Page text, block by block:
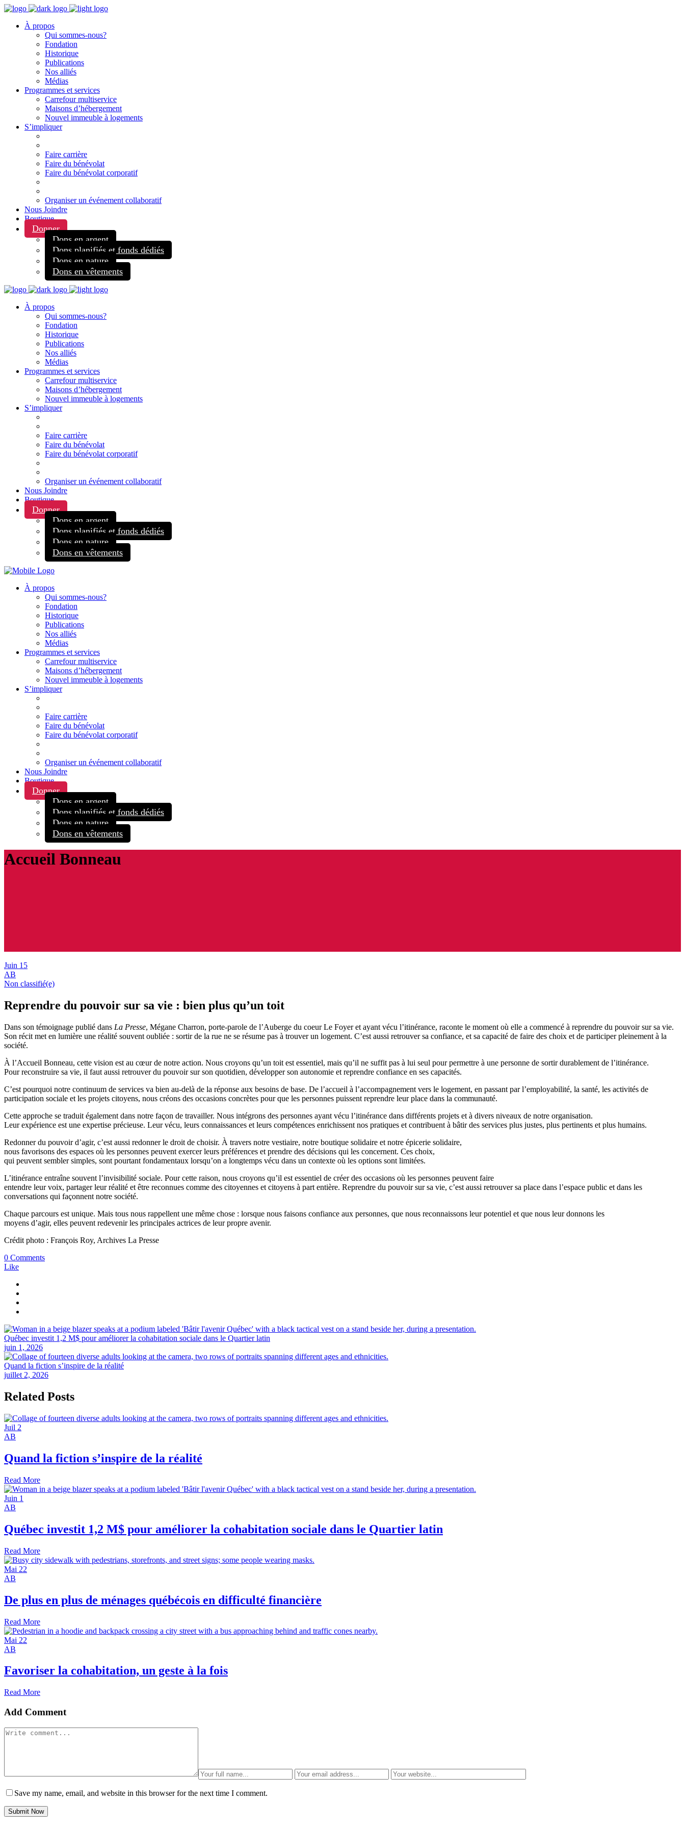
À propos
Qui sommes-nous?
Fondation
Historique
Publications
Nos alliés
Médias
Programmes et services
Carrefour multiservice
Maisons d’hébergement
Nouvel immeuble à logements
S’impliquer
Faire carrière
Faire du bénévolat
Faire du bénévolat corporatif
Organiser un événement collaboratif
Nous Joindre
Boutique
Donner
Dons en argent
Dons planifiés et fonds dédiés
Dons en nature
Dons en vêtements
À propos
Qui sommes-nous?
Fondation
Historique
Publications
Nos alliés
Médias
Programmes et services
Carrefour multiservice
Maisons d’hébergement
Nouvel immeuble à logements
S’impliquer
Faire carrière
Faire du bénévolat
Faire du bénévolat corporatif
Organiser un événement collaboratif
Nous Joindre
Boutique
Donner
Dons en argent
Dons planifiés et fonds dédiés
Dons en nature
Dons en vêtements
À propos
Qui sommes-nous?
Fondation
Historique
Publications
Nos alliés
Médias
Programmes et services
Carrefour multiservice
Maisons d’hébergement
Nouvel immeuble à logements
S’impliquer
Faire carrière
Faire du bénévolat
Faire du bénévolat corporatif
Organiser un événement collaboratif
Nous Joindre
Boutique
Donner
Dons en argent
Dons planifiés et fonds dédiés
Dons en nature
Dons en vêtements
Accueil Bonneau
Juin 15
AB
Non classifié(e)
Reprendre du pouvoir sur sa vie : bien plus qu’un toit
Dans son témoignage publié dans La Presse, Mégane Charron, porte-parole de l’Auberge du coeur Le Foyer et ayant vécu l’itinérance, raconte le moment où elle a commencé à reprendre du pouvoir sur sa vie.
Son récit met en lumière une réalité souvent oubliée : sortir de la rue ne se résume pas à trouver un logement. C’est aussi retrouver sa confiance, et sa capacité de faire des choix et de participer pleinement à la
société.
À l’Accueil Bonneau, cette vision est au cœur de notre action. Nous croyons qu’un toit est essentiel, mais qu’il ne suffit pas à lui seul pour permettre à une personne de sortir durablement de l’itinérance.
Pour reconstruire sa vie, il faut aussi retrouver du pouvoir sur son quotidien, développer son autonomie et reprendre confiance en ses capacités.
C’est pourquoi notre continuum de services va bien au-delà de la réponse aux besoins de base. De l’accueil à l’accompagnement vers le logement, en passant par l’employabilité, la santé, les activités de
participation sociale et les projets citoyens, nous créons des occasions concrètes pour que les personnes puissent reprendre leur place dans la communauté.
Cette approche se traduit également dans notre façon de travailler. Nous intégrons des personnes ayant vécu l’itinérance dans différents projets et à divers niveaux de notre organisation.
Leur expérience est une expertise précieuse. Leur vécu, leurs connaissances et leurs compétences enrichissent nos pratiques et contribuent à bâtir des services plus justes, plus pertinents et plus humains.
Redonner du pouvoir d’agir, c’est aussi redonner le droit de choisir. À travers notre vestiaire, notre boutique solidaire et notre épicerie solidaire,
nous favorisons des espaces où les personnes peuvent exercer leurs préférences et prendre des décisions qui les concernent. Ces choix,
qui peuvent sembler simples, sont pourtant fondamentaux lorsqu’on a longtemps vécu dans un contexte où les options sont limitées.
L’itinérance entraîne souvent l’invisibilité sociale. Pour cette raison, nous croyons qu’il est essentiel de créer des occasions où les personnes peuvent faire
entendre leur voix, partager leur réalité et être reconnues comme des citoyennes et citoyens à part entière. Reprendre du pouvoir sur sa vie, c’est aussi retrouver sa place dans l’espace public et dans les
conversations qui façonnent notre société.
Chaque parcours est unique. Mais tous nous rappellent une même chose : lorsque nous faisons confiance aux personnes, que nous reconnaissons leur potentiel et que nous leur donnons les
moyens d’agir, elles peuvent redevenir les principales actrices de leur propre avenir.
Crédit photo : François Roy, Archives La Presse
0 Comments
Like
Québec investit 1,2 M$ pour améliorer la cohabitation sociale dans le Quartier latin
juin 1, 2026
Quand la fiction s’inspire de la réalité
juillet 2, 2026
Related Posts
Juil 2
AB
Quand la fiction s’inspire de la réalité
Read More
Juin 1
AB
Québec investit 1,2 M$ pour améliorer la cohabitation sociale dans le Quartier latin
Read More
Mai 22
AB
De plus en plus de ménages québécois en difficulté financière
Read More
Mai 22
AB
Favoriser la cohabitation, un geste à la fois
Read More
Add Comment
Save my name, email, and website in this browser for the next time I comment.
Submit Now